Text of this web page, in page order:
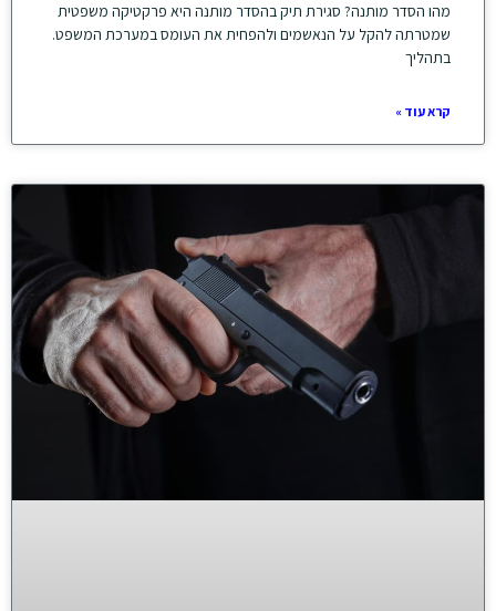
מהו הסדר מותנה? סגירת תיק בהסדר מותנה היא פרקטיקה משפטית
שמטרתה להקל על הנאשמים ולהפחית את העומס במערכת המשפט.
בתהליך
קרא עוד »